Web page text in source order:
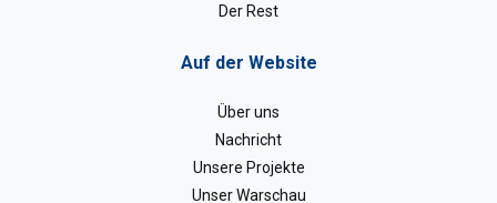
Der Rest
Auf der Website
Über uns
Nachricht
Unsere Projekte
Unser Warschau